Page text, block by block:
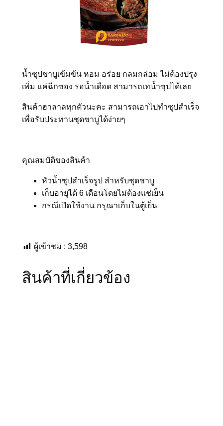
น้ำซุปชาบูเข้มข้น หอม อร่อย กลมกล่อม ไม่ต้องปรุง
เพิ่ม แค่ฉีกซอง รอน้ำเดือด สามารถเทน้ำซุปได้เลย
สินค้าฮาลาลทุกตัวนะคะ สามารถเอาไปทำซุปสำเร็จ
เพื่อรับประทานชุดชาบูได้ง่ายๆ
คุณสมบัติของสินค้า
หัวน้ำซุปสำเร็จรูป สำหรับชุดชาบู
เก็บอายุได้ 6 เดือนโดยไม่ต้องแช่เย็น
กรณีเปิดใช้งาน กรุณาเก็บในตู้เย็น
ผู้เข้าชม : 3,598
สินค้าที่เกี่ยวข้อง